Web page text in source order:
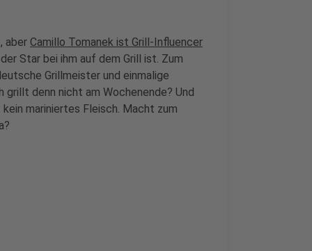
aber Camillo Tomanek ist Grill-Influencer
Star bei ihm auf dem Grill ist. Zum
Grillmeister und einmalige
grillt denn nicht am Wochenende? Und
mariniertes Fleisch. Macht zum